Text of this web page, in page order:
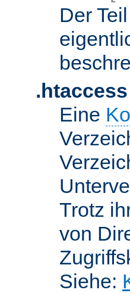
Der
.htaccess
Eine
Trotz
von
Siehe: